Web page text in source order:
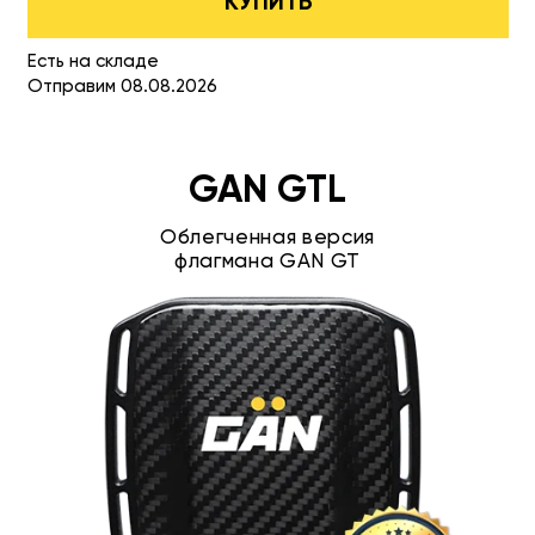
Есть на складе
Отправим 08.08.2026
GAN GTL
Облегченная версия
флагмана GAN GT